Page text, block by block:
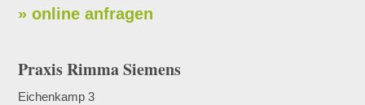
» online anfragen
Praxis Rimma Siemens
Eichenkamp 3